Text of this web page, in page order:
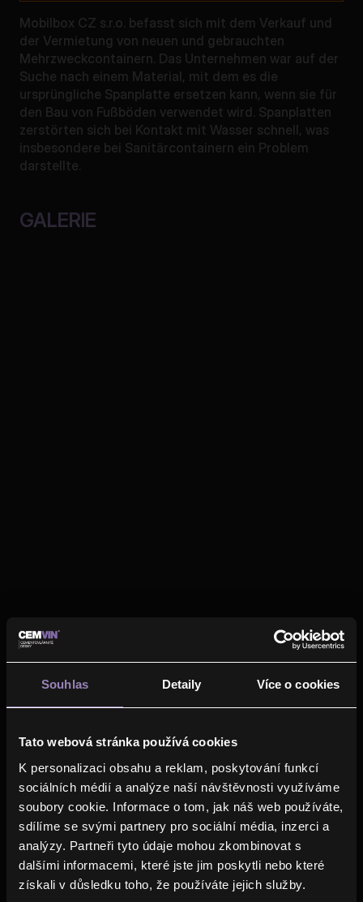
Souhlas Detaily Více o cookies
Tato webová stránka používá cookies
K personalizaci obsahu a reklam, poskytování funkcí
sociálních médií a analýze naší návštěvnosti využíváme
soubory cookie. Informace o tom, jak náš web používáte,
sdílíme se svými partnery pro sociální média, inzerci a
analýzy. Partneři tyto údaje mohou zkombinovat s
dalšími informacemi, které jste jim poskytli nebo které
získali v důsledku toho, že používáte jejich služby.
Mobilbox CZ s.r.o. befasst sich mit dem Verkauf und
der Vermietung von neuen und gebrauchten
Mehrzweckcontainern. Das Unternehmen war auf der
Suche nach einem Material, mit dem es die
ursprüngliche Spanplatte ersetzen kann, wenn sie für
den Bau von Fußböden verwendet wird. Spanplatten
zerstörten sich bei Kontakt mit Wasser schnell, was
insbesondere bei Sanitärcontainern ein Problem
darstellte.
GALERIE
GEBRAUCHTES PRODUKT
CEMVIN WALL, FLOOR 15
Dicke 15mm
Format
2500x1200 mm